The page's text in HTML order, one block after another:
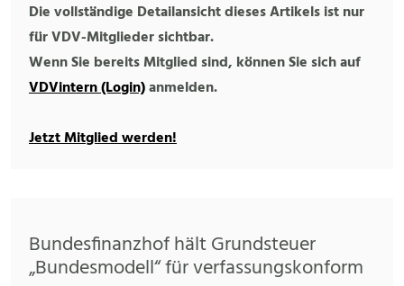
Die vollständige Detailansicht dieses Artikels ist nur
für VDV-Mitglieder sichtbar.
Wenn Sie bereits Mitglied sind, können Sie sich auf
VDVintern (Login)anmelden.
Jetzt Mitglied werden!
Bundesfinanzhof hält Grundsteuer
„Bundesmodell“ für verfassungskonform